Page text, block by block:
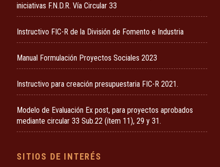
iniciativas F.N.D.R. Vía Circular 33
Instructivo FIC-R de la División de Fomento e Industria
Manual Formulación Proyectos Sociales 2023
Instructivo para creación presupuestaria FIC-R 2021.
Modelo de Evaluación Ex post, para proyectos aprobados
mediante circular 33 Sub.22 (ítem 11), 29 y 31.
SITIOS DE INTERÉS